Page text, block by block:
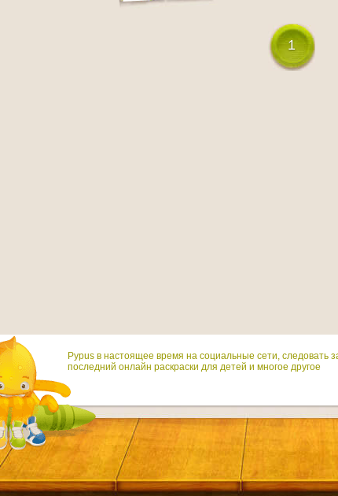
1
Pypus в настоящее время на социальные сети, следовать
последний онлайн раскраски для детей и многое другое